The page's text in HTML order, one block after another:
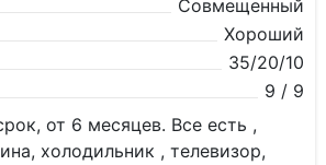
Совмещенный
Хороший
35/20/10
9 / 9
от 6 месяцев. Все есть ,
холодильник , телевизор,